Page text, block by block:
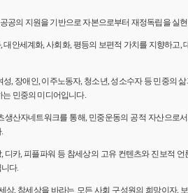
공의 지원을 기반으로 자본으로부터 재정독립을 실
대안세계화, 사회화, 평등의 보편적 가치를 지향하고,
성, 장애인, 이주노동자, 청소년, 성소수자 등 민중의
민중의 미디어입니다.
생산자네트워크를 통해, 민중운동의 공적 자산으로
디카, 피플파워 등 참세상의 고유 컨텐츠와 진보적
다.
상, 참세상을 바라는 모든 사회 구성원의 희망이자,